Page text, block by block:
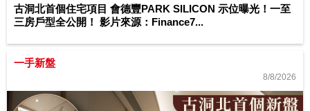
古洞北首個住宅項目 會德豐PARK SILICON 示位曝光！一至
三房戶型全公開！ 影片來源：Finance7...
一手新盤
8/8/2026